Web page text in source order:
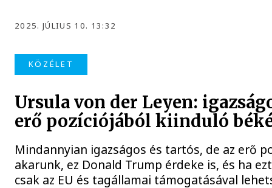
2025. JÚLIUS 10. 13:32
KÖZÉLET
Ursula von der Leyen:
erő pozíciójából kiinduló
Mindannyian igazságos és tartós, de az erő
akarunk, ez Donald Trump érdeke is, és ha
csak az EU és tagállamai támogatásával